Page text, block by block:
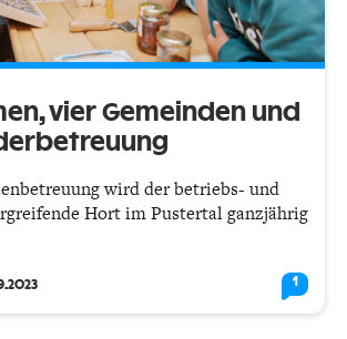
vier Gemeinden und
wird der betriebs- und
Hort im Pustertal ganzjährig
1